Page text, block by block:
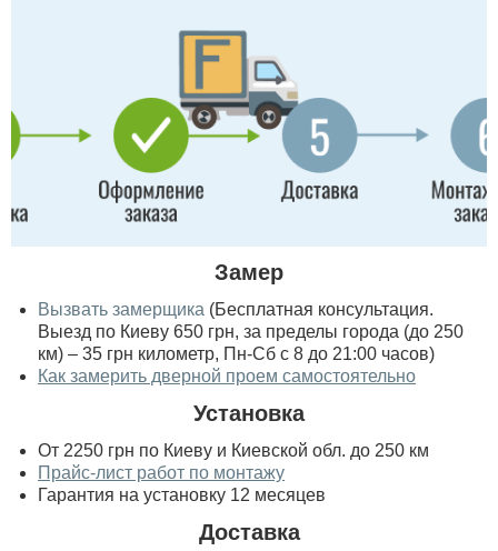
Замер
Вызвать замерщика (Бесплатная консультация.
Выезд по Киеву 650 грн, за пределы города (до 250
км) – 35 грн километр, Пн-Сб с 8 до 21:00 часов)
Как замерить дверной проем самостоятельно
Установка
От 2250 грн по Киеву и Киевской обл. до 250 км
Прайс-лист работ по монтажу
Гарантия на установку 12 месяцев
Доставка